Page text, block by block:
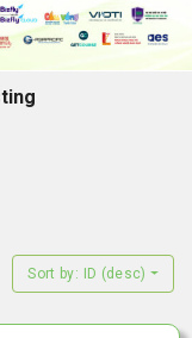
Sort by: ID (desc)